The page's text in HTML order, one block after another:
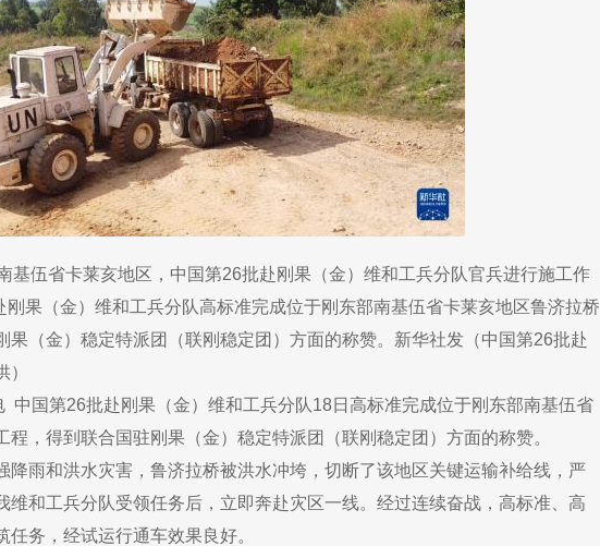
基伍省卡莱亥地区，中国第26批赴刚果（金）维和工兵分队官兵进行施工作
果（金）维和工兵分队高标准完成位于刚东部南基伍省卡莱亥地区鲁济拉桥
果（金）稳定特派团（联刚稳定团）方面的称赞。新华社发（中国第26批赴
中国第26批赴刚果（金）维和工兵分队18日高标准完成位于刚东部南基伍省
，得到联合国驻刚果（金）稳定特派团（联刚稳定团）方面的称赞。
降雨和洪水灾害，鲁济拉桥被洪水冲垮，切断了该地区关键运输补给线，严
维和工兵分队受领任务后，立即奔赴灾区一线。经过连续奋战，高标准、高
务，经试运行通车效果良好。